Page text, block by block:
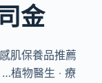
金
肌保養品推薦
植物醫生 ‧ 療